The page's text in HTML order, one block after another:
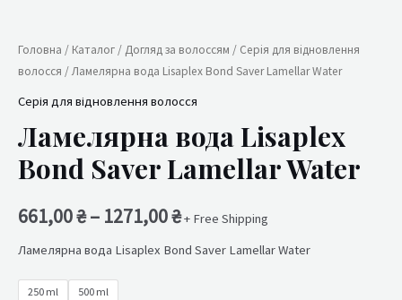
Головна / Каталог / Догляд за волоссям / Серія для відновлення
волосся / Ламелярна вода Lisaplex Bond Saver Lamellar Water
Серія для відновлення волосся
Ламелярна вода Lisaplex
Bond Saver Lamellar Water
661,00₴– 1271,00₴+ Free Shipping
Ламелярна вода Lisaplex Bond Saver Lamellar Water
250 ml 500 ml
Lamellar
Water